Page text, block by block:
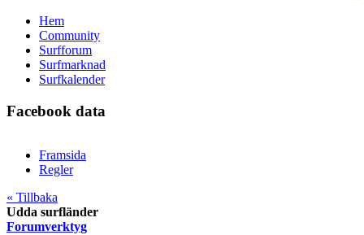
Hem
Community
Surfforum
Surfmarknad
Surfkalender
Facebook data
Framsida
Regler
« Tillbaka
Udda surfländer
Forumverktyg